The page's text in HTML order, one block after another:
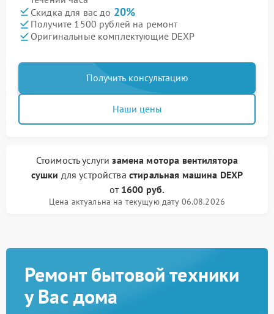
Скидка для вас до 20%
Получите 1500 рублей на ремонт
Оригинальные комплектующие DEXP
Получить консультацию
Наши цены
Стоимость услугизамена мотора вентилятора
сушки для устройства стиральная машина DEXP
от 1600 руб.
Цена актуальна на текущую дату 06.08.2026
Ремонт бытовой техники
у Вас дома